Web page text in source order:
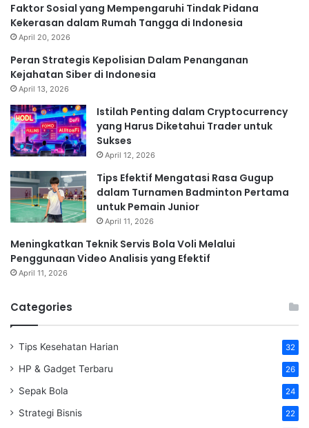
Faktor Sosial yang Mempengaruhi Tindak Pidana
Kekerasan dalam Rumah Tangga di Indonesia
April 20, 2026
Peran Strategis Kepolisian Dalam Penanganan
Kejahatan Siber di Indonesia
April 13, 2026
Istilah Penting dalam Cryptocurrency
yang Harus Diketahui Trader untuk
Sukses
April 12, 2026
Tips Efektif Mengatasi Rasa Gugup
dalam Turnamen Badminton Pertama
untuk Pemain Junior
April 11, 2026
Meningkatkan Teknik Servis Bola Voli Melalui
Penggunaan Video Analisis yang Efektif
April 11, 2026
Categories
Tips Kesehatan Harian 32
HP & Gadget Terbaru 26
Sepak Bola 24
Strategi Bisnis 22